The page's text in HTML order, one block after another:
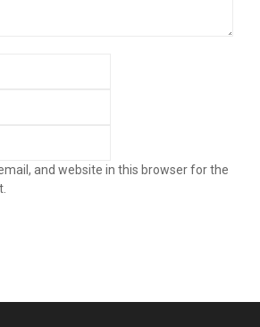
and website in this browser for the